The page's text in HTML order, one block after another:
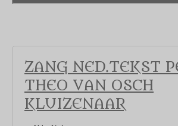
ZANG NED.TEKST
THEO VAN OSCH
KLUIZENAAR